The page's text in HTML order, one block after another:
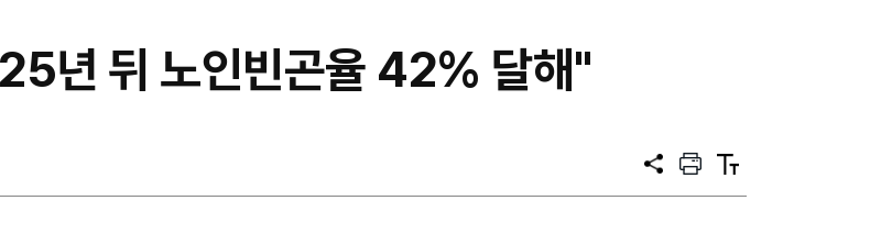
년 뒤 노인빈곤율 42% 달해"
공
프
트
텍
트